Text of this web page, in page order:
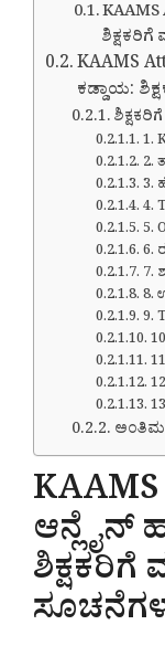
ಶಿಕ್ಷಕರಿಗೆ
KAAMS
ಕಡ್ಡಾಯ:
1.
2.
3.
4.
5.
6.
7.
8.
9.
ಅಂತಿಮ
ಆನ್ಲೈನ್
ಶಿಕ್ಷಕರಿಗೆ